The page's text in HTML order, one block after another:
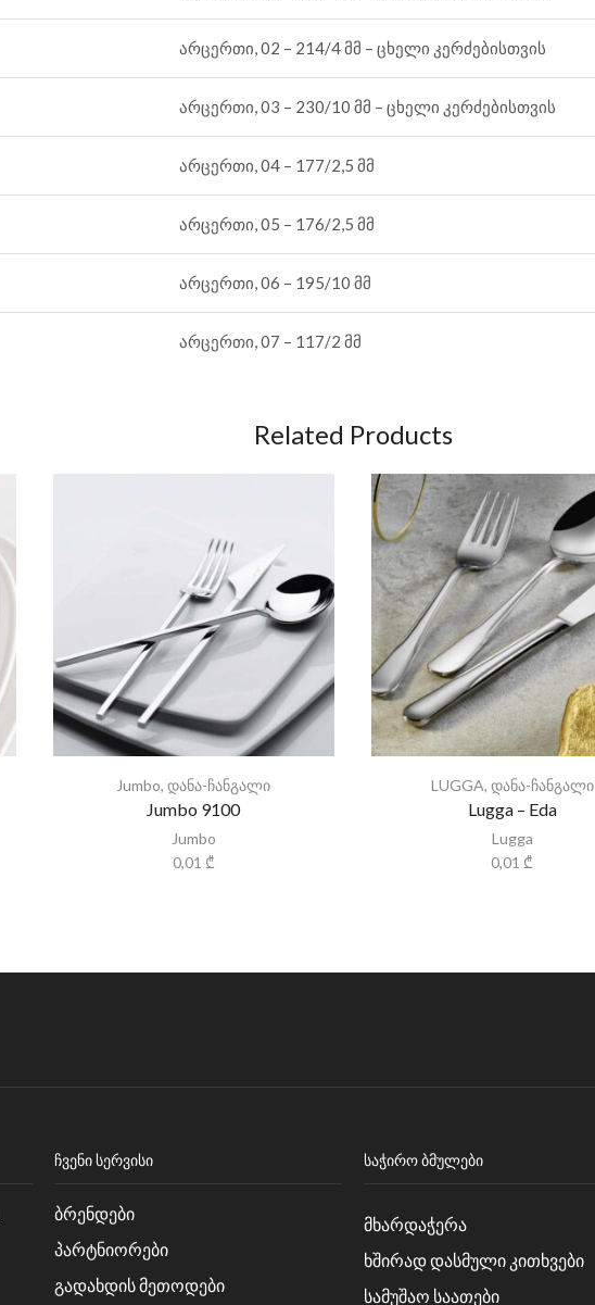
არცერთი, 02 – 214/4 მმ – ცხელი კერძებისთვის
არცერთი, 03 – 230/10 მმ – ცხელი კერძებისთვის
არცერთი, 04 – 177/2,5 მმ
არცერთი, 05 – 176/2,5 მმ
არცერთი, 06 – 195/10 მმ
არცერთი, 07 – 117/2 მმ
Related Products
Jumbo,დანა-ჩანგალი
Jumbo 9100
Jumbo
0,01 ₾
LUGGA, დანა-ჩანგალი
Lugga – Eda
Lugga
0,01 ₾
ᲩᲕᲔᲜᲘ ᲡᲔᲠᲕᲘᲡᲘ
ბრენდები
პარტნიორები
გადახდის მეთოდები
ᲡᲐᲭᲘᲠᲝ ᲑᲛᲣᲚᲔᲑᲘ
მხარდაჭერა
ხშირად დასმული კითხვები
სამუშაო საათები